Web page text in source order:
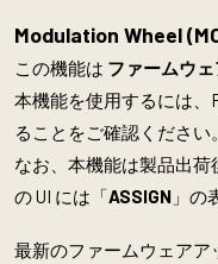
Modulation Wheel
この機能は ファームウェ
本機能を使用するには、
ることをご確認ください。
なお、本機能は製品出
の UI には「ASSIGN 」の
最新のファームウェアア